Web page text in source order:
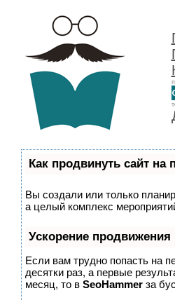
Как продвинуть сайт на
Вы создали или только
а целый комплекс
Ускорение продвижения
Если вам трудно попасть на
десятки раз, а первые
месяц, то в SeoHammer за